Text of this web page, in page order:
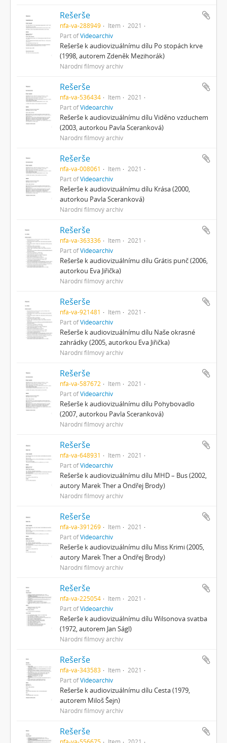
Rešerše
nfa-va-288949 Item
2021
Part ofVideoarchiv
Rešerše k audiovizuálnímu dílu Po stopách krve
(1998, autorem Zdeněk Mezihorák)
Národní filmový archiv
Rešerše
nfa-va-536434 Item
2021
Part ofVideoarchiv
Rešerše k audiovizuálnímu dílu Viděno vzduchem
(2003, autorkou Pavla Sceranková)
Národní filmový archiv
Rešerše
nfa-va-008061 Item
2021
Part ofVideoarchiv
Rešerše k audiovizuálnímu dílu Krása (2000,
autorkou Pavla Sceranková)
Národní filmový archiv
Rešerše
nfa-va-363336 Item
2021
Part ofVideoarchiv
Rešerše k audiovizuálnímu dílu Grátis punč (2006,
autorkou Eva Jiřička)
Národní filmový archiv
Rešerše
nfa-va-921481 Item
2021
Part ofVideoarchiv
Rešerše k audiovizuálnímu dílu Naše okrasné
zahrádky (2005, autorkou Eva Jiřička)
Národní filmový archiv
Rešerše
nfa-va-587672 Item
2021
Part ofVideoarchiv
Rešerše k audiovizuálnímu dílu Pohybovadlo
(2007, autorkou Pavla Sceranková)
Národní filmový archiv
Rešerše
nfa-va-648931 Item
2021
Part ofVideoarchiv
Rešerše k audiovizuálnímu dílu MHD – Bus (2002,
autory Marek Ther a Ondřej Brody)
Národní filmový archiv
Rešerše
nfa-va-391269 Item
2021
Part ofVideoarchiv
Rešerše k audiovizuálnímu dílu Miss Krimi (2005,
autory Marek Ther a Ondřej Brody)
Národní filmový archiv
Rešerše
nfa-va-225054 Item
2021
Part ofVideoarchiv
Rešerše k audiovizuálnímu dílu Wilsonova svatba
(1972, autorem Jan Ságl)
Národní filmový archiv
Rešerše
nfa-va-343583 Item
2021
Part ofVideoarchiv
Rešerše k audiovizuálnímu dílu Cesta (1979,
autorem Miloš Šejn)
Národní filmový archiv
Rešerše